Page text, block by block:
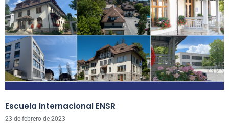
Escuela Internacional ENSR
23 de febrero de 2023